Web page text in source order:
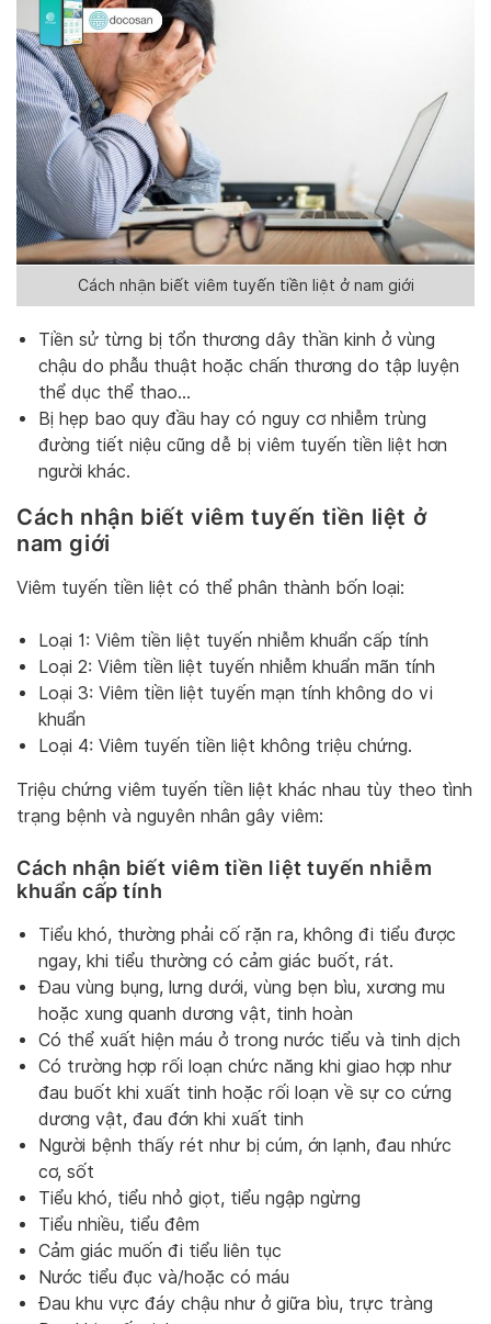
Cách nhận biết viêm tuyến tiền liệt ở nam giới
Tiền sử từng bị tổn thương dây thần kinh ở vùng
chậu do phẫu thuật hoặc chấn thương do tập luyện
thể dục thể thao…
Bị hẹp bao quy đầu hay có nguy cơ nhiễm trùng
đường tiết niệu cũng dễ bị viêm tuyến tiền liệt hơn
người khác.
Cách nhận biết viêm tuyến tiền liệt ở
nam giới
Viêm tuyến tiền liệt có thể phân thành bốn loại:
Loại 1: Viêm tiền liệt tuyến nhiễm khuẩn cấp tính
Loại 2: Viêm tiền liệt tuyến nhiễm khuẩn mãn tính
Loại 3: Viêm tiền liệt tuyến mạn tính không do vi
khuẩn
Loại 4: Viêm tuyến tiền liệt không triệu chứng.
Triệu chứng viêm tuyến tiền liệt khác nhau tùy theo tình
trạng bệnh và nguyên nhân gây viêm:
Cách nhận biết viêm tiền liệt tuyến nhiễm
khuẩn cấp tính
Tiểu khó, thường phải cố rặn ra, không đi tiểu được
ngay, khi tiểu thường có cảm giác buốt, rát.
Đau vùng bụng, lưng dưới, vùng bẹn bìu, xương mu
hoặc xung quanh dương vật, tinh hoàn
Có thể xuất hiện máu ở trong nước tiểu và tinh dịch
Có trường hợp rối loạn chức năng khi giao hợp như
đau buốt khi xuất tinh hoặc rối loạn về sự co cứng
dương vật, đau đớn khi xuất tinh
Người bệnh thấy rét như bị cúm, ớn lạnh, đau nhức
cơ, sốt
Tiểu khó, tiểu nhỏ giọt, tiểu ngập ngừng
Tiểu nhiều, tiểu đêm
Cảm giác muốn đi tiểu liên tục
Nước tiểu đục và/hoặc có máu
Đau khu vực đáy chậu như ở giữa bìu, trực tràng